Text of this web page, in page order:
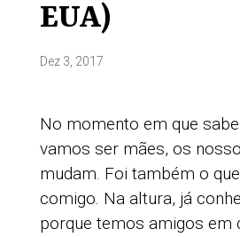
EUA)
Dez 3, 2017
No momento em que
vamos ser mães, os
mudam. Foi também o
comigo. Na altura, já
porque temos amigos em